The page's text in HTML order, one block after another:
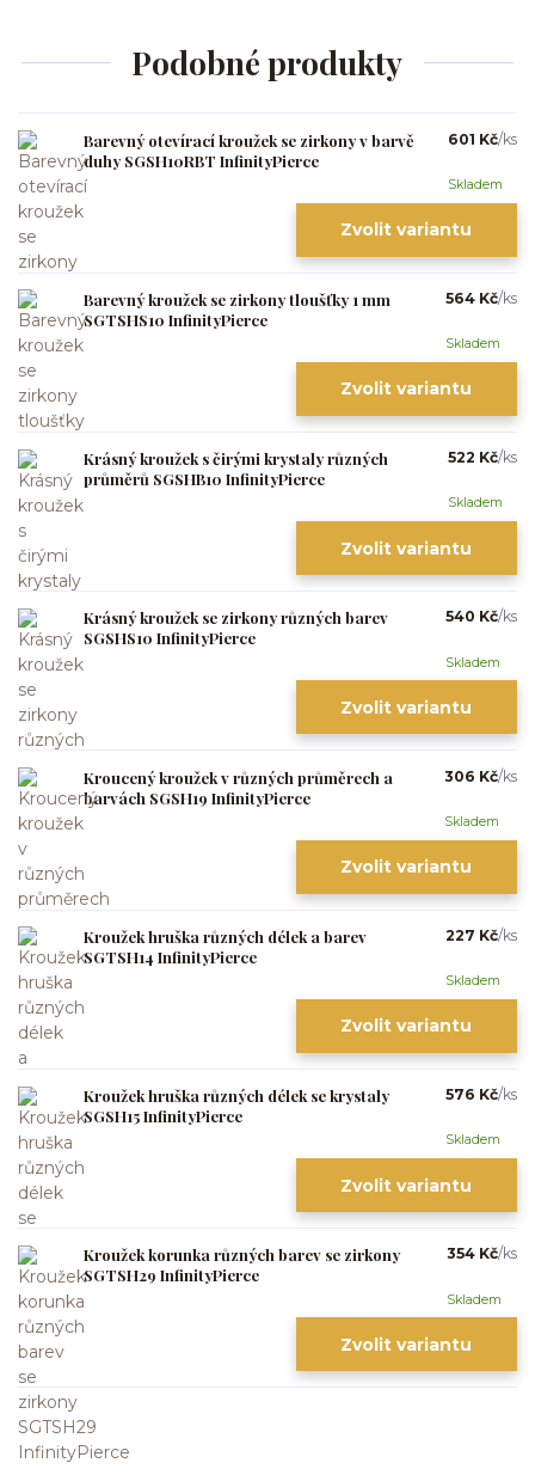
Podobné produkty
Barevný otevírací kroužek se zirkony v barvě
duhy SGSH10RBT InfinityPierce
601 Kč/ks
Skladem
Zvolit variantu
Barevný kroužek se zirkony tloušťky 1 mm
SGTSHS10 InfinityPierce
564 Kč/ks
Skladem
Zvolit variantu
Krásný kroužek s čirými krystaly různých
průměrů SGSHB10 InfinityPierce
522 Kč/ks
Skladem
Zvolit variantu
Krásný kroužek se zirkony různých barev
SGSHS10 InfinityPierce
540 Kč/ks
Skladem
Zvolit variantu
Kroucený kroužek v různých průměrech a
barvách SGSH19 InfinityPierce
306 Kč/ks
Skladem
Zvolit variantu
Kroužek hruška různých délek a barev
SGTSH14 InfinityPierce
227 Kč/ks
Skladem
Zvolit variantu
Kroužek hruška různých délek se krystaly
SGSH15 InfinityPierce
576 Kč/ks
Skladem
Zvolit variantu
Kroužek korunka různých barev se zirkony
SGTSH29 InfinityPierce
354 Kč/ks
Skladem
Zvolit variantu